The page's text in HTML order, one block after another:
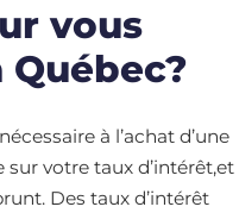
vous
à l’achat d’une
votre taux d’intérêt,et
Des taux d’intérêt